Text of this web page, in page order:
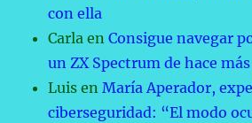
con ella
Carla enConsigue navegar
un ZX Spectrum de hace
Luis enMaría Aperador,
ciberseguridad: “El modo